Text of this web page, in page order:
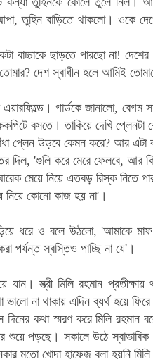
তুহিন বাড়িতে থাকলো। ওকে
বাচ্চাকে ছাড়তে পারছো না!
দেশ স্বাধীন হলে আমিই
গার্ডকে জানালো, বেগম
বসতে। তাকিয়ে দেখি
প্লেন উড়বে কেমন করে? আর
দিল, 'গুলি করে মেরে ফেলবে, আর
মেয়ে নিয়ে এতবড় রিস্ক নিতে
কোনো কাজ হয় না'।
ধরে ও বলে উঠলো, 'আমাকে
পর্যন্ত স্বস্তিও পাচ্ছি না যে'।
স্ত্রী মিলি রহমান প্রতীক্ষায়
না থাকায় এদিন ব্যর্থ হয়ে
কথা স্মরণ করে মিলি রহমান
শুয়ে পড়ছে। সকালে উঠে
মতো খোদা হাফেজ বলা হয়নি মিলি